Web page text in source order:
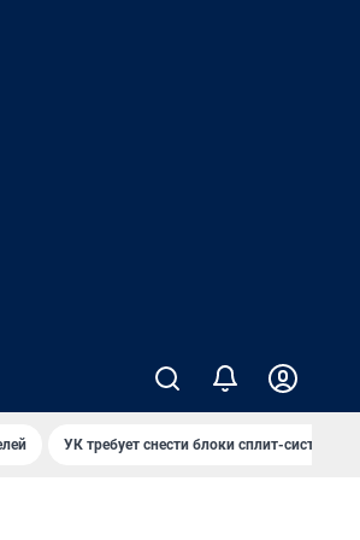
УК требует снести блоки сплит-систем